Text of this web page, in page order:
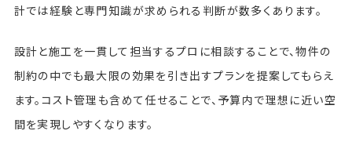
計では経験と専門知識が求められる判断が数多くあります。
設計と施工を一貫して担当するプロに相談することで、物件の
制約の中でも最大限の効果を引き出すプランを提案してもらえ
ます。コスト管理も含めて任せることで、予算内で理想に近い空
間を実現しやすくなります。